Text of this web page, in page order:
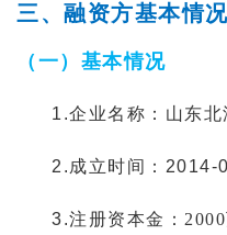
三、融资方基本情况
（一）基本情况
1.企业名称：山东北
2.成立时间：2014-
3.注册资本金：